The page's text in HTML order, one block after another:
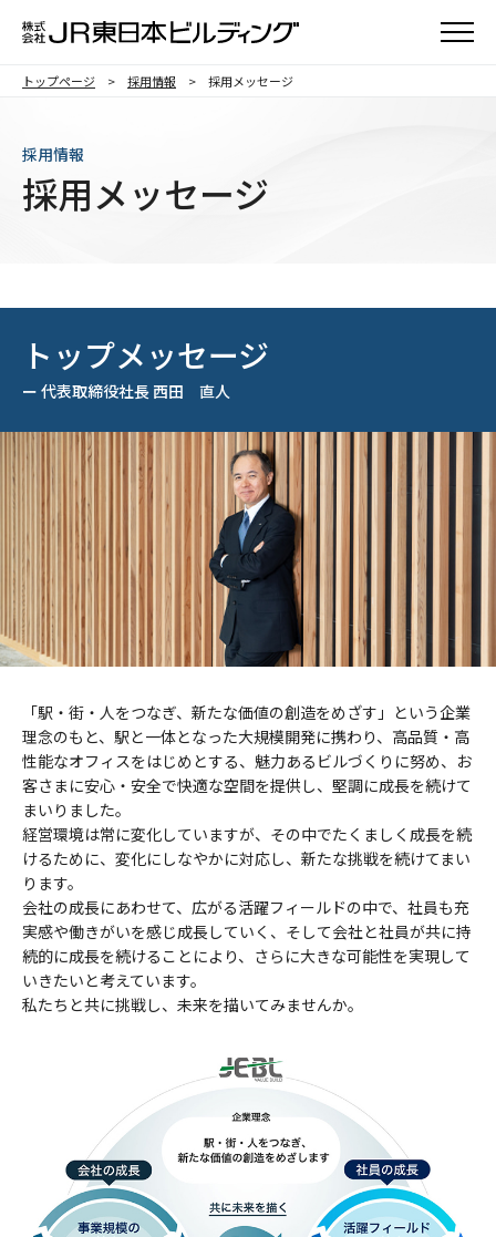
メニュ
トップページ 採用情報 採用メッセージ
採用情報
採用メッセージ
トップメッセージ
ー 代表取締役社長 西田 直人
「駅・街・人をつなぎ、新たな価値の創造をめざす」という企業
理念のもと、駅と一体となった大規模開発に携わり、高品質・高
性能なオフィスをはじめとする、魅力あるビルづくりに努め、お
客さまに安心・安全で快適な空間を提供し、堅調に成長を続けて
まいりました。
経営環境は常に変化していますが、その中でたくましく成長を続
けるために、変化にしなやかに対応し、新たな挑戦を続けてまい
ります。
会社の成長にあわせて、広がる活躍フィールドの中で、社員も充
実感や働きがいを感じ成長していく、そして会社と社員が共に持
続的に成長を続けることにより、さらに大きな可能性を実現して
いきたいと考えています。
私たちと共に挑戦し、未来を描いてみませんか。